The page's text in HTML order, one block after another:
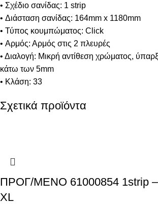
• Σχέδιο σανίδας: 1 strip
• Διάσταση σανίδας: 164mm x 1180mm
• Τύπος κουμπώματος: Click
• Αρμός: Αρμός στις 2 πλευρές
• Διαλογή: Μικρή αντίθεση χρώματος,
κάτω των 5mm
• Κλάση: 33
Σχετικά προϊόντα
ΠΡΟΓ/ΜΕΝΟ 61000854 1strip
XL